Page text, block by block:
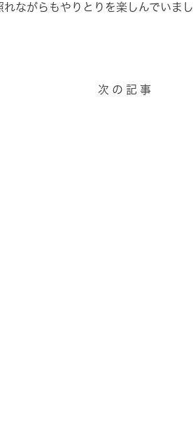
ながらもやりとりを楽しんでいまし
次の記事